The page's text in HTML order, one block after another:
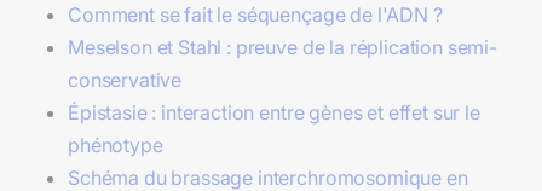
Comment se fait le séquençage de l'ADN ?
Meselson et Stahl : preuve de la réplication semi-
conservative
Épistasie : interaction entre gènes et effet sur le
phénotype
Schéma du brassage interchromosomique en